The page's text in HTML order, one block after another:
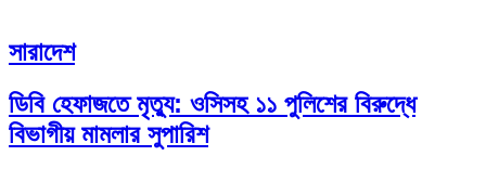
সারাদেশ
ডিবি হেফাজতে মৃত্যু: ওসিসহ ১১ পুলিশের বিরুদ্ধে
বিভাগীয় মামলার সুপারিশ